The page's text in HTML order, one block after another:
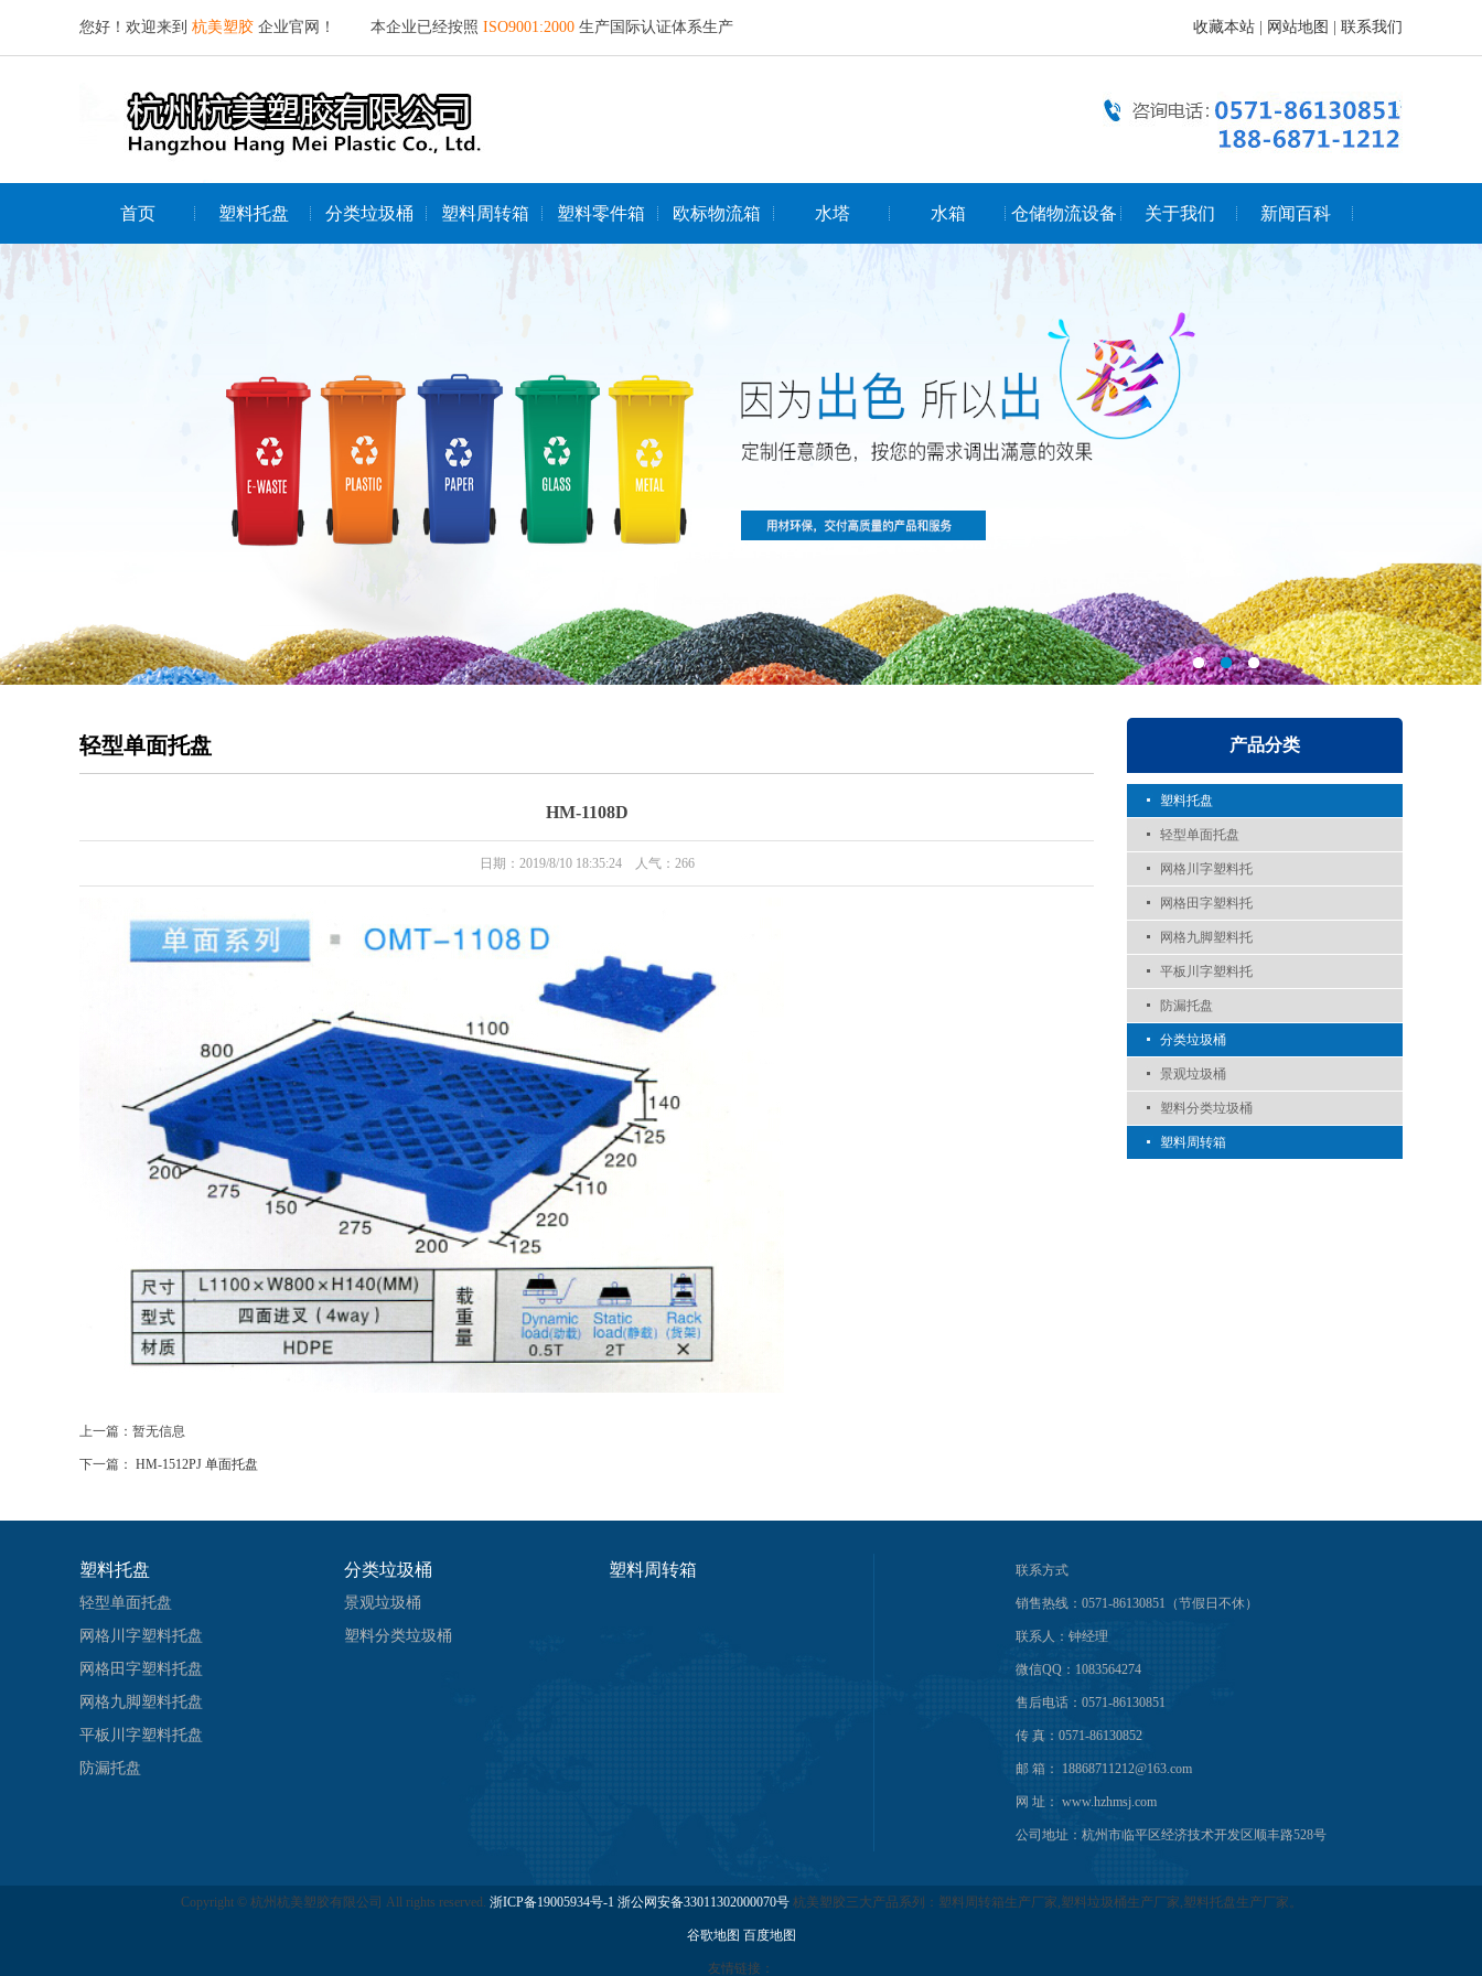
您好！欢迎来到 杭美塑胶 企业官网！ 本企业已经按照 ISO9001:2000 生产国际认证体系生产 收藏本站 网站地图 联系我们
首页 塑料托盘 分类垃圾桶 塑料周转箱 塑料零件箱 欧标物流箱 水塔 水箱 仓储物流设备 关于我们 新闻百科
产品分类
塑料托盘
轻型单面托盘
网格川字塑料托
网格田字塑料托
网格九脚塑料托
平板川字塑料托
防漏托盘
分类垃圾桶
景观垃圾桶
塑料分类垃圾桶
塑料周转箱
轻型单面托盘
HM-1108D
日期：2019/8/10 18:35:24 人气： 266
上一篇：暂无信息
下一篇： HM-1512PJ 单面托盘
塑料托盘
轻型单面托盘
网格川字塑料托盘
网格田字塑料托盘
网格九脚塑料托盘
平板川字塑料托盘
防漏托盘
分类垃圾桶
景观垃圾桶
塑料分类垃圾桶
塑料周转箱 联系方式
销售热线：0571-86130851（节假日不休）
联系人：钟经理
微信QQ：1083564274
售后电话：0571-86130851
传 真：0571-86130852
邮 箱： 18868711212@163.com
网 址： www.hzhmsj.com
公司地址：杭州市临平区经济技术开发区顺丰路528号
Copyright © 杭州杭美塑胶有限公司 All rights reserved. 浙ICP备19005934号-1 浙公网安备33011302000070号 杭美塑胶三大产品系列：塑料周转箱生产厂家,塑料垃圾桶生产厂家,塑料托盘生产厂家。
谷歌地图 百度地图
友情链接：